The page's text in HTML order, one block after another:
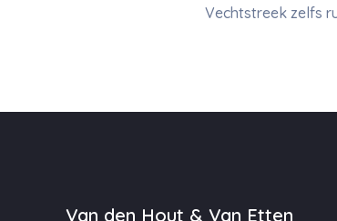
Vechtstreek zelfs
Van den Hout & Van Etten